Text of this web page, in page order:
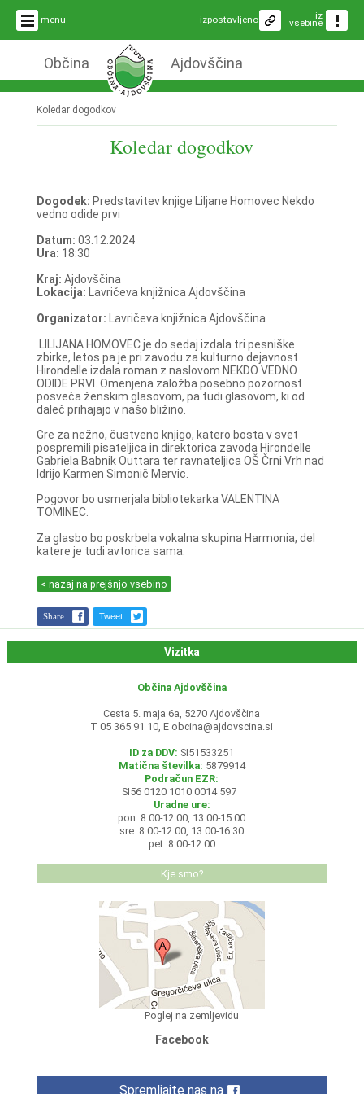
menu iz
vsebine
izpostavljeno
Občina Ajdovščina
Koledar dogodkov
Koledar dogodkov
Dogodek: Predstavitev knjige Liljane Homovec Nekdo
vedno odide prvi
Datum: 03.12.2024
Ura: 18:30
Kraj: Ajdovščina
Lokacija: Lavričeva knjižnica Ajdovščina
Organizator: Lavričeva knjižnica Ajdovščina
LILIJANA HOMOVEC je do sedaj izdala tri pesniške
zbirke, letos pa je pri zavodu za kulturno dejavnost
Hirondelle izdala roman z naslovom NEKDO VEDNO
ODIDE PRVI. Omenjena založba posebno pozornost
posveča ženskim glasovom, pa tudi glasovom, ki od
daleč prihajajo v našo bližino.
Gre za nežno, čustveno knjigo, katero bosta v svet
pospremili pisateljica in direktorica zavoda Hirondelle
Gabriela Babnik Outtara ter ravnateljica OŠ Črni Vrh nad
Idrijo Karmen Simonič Mervic.
Pogovor bo usmerjala bibliotekarka VALENTINA
TOMINEC.
Za glasbo bo poskrbela vokalna skupina Harmonia, del
katere je tudi avtorica sama.
< nazaj na prejšnjo vsebino
Share Tweet
Vizitka
Občina Ajdovščina
Cesta 5. maja 6a, 5270 Ajdovščina
T 05 365 91 10, E obcina@ajdovscina.si
ID za DDV: SI51533251
Matična številka: 5879914
Podračun EZR:
SI56 0120 1010 0014 597
Uradne ure:
pon: 8.00-12.00, 13.00-15.00
sre: 8.00-12.00, 13.00-16.30
pet: 8.00-12.00
Kje smo?
Poglej na zemljevidu
Facebook
Spremljajte nas na